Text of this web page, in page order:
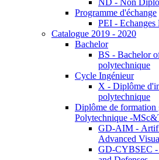
ND - Non
Programme d'échange
PEI - Echanges
Catalogue 2019 - 2020
Bachelor
BS - Bachelor
polytechnique
Cycle Ingénieur
X - Diplôme
polytechnique
Diplôme de formation
Polytechnique -
GD-AIM -
Advanced
GD-CYBSEC -